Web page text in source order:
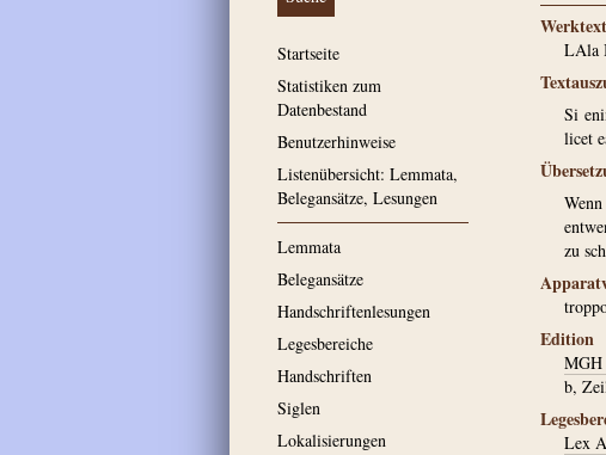
Startseite
Statistiken zum
Datenbestand
Benutzerhinweise
Listenübersicht: Lemmata,
Belegansätze, Lesungen
Lemmata
Belegansätze
Handschriftenlesungen
Legesbereiche
Handschriften
Siglen
Lokalisierungen
LAla
Si
licet
zu
Edition
b,
Lex